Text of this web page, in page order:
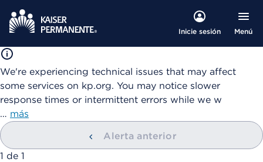
Inicie sesión Menú
We're experiencing technical issues that may affect
some services on kp.org. You may notice slower
response times or intermittent errors while we w
… más
Alerta anterior
mostrando
1 de 1